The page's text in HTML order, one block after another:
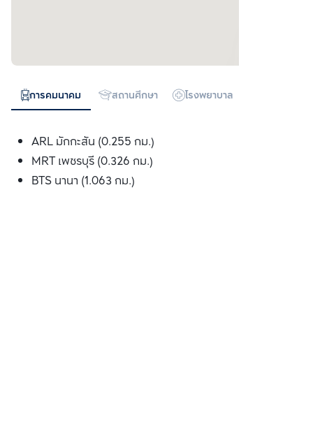
การคมนาคม สถานศึกษา โรงพยาบาล
ARL มักกะสัน (0.255 กม.)
MRT เพชรบุรี (0.326 กม.)
BTS นานา (1.063 กม.)